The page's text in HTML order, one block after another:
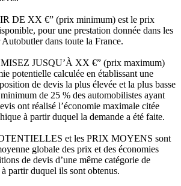
DE XX €” (prix minimum) est le prix
pour une prestation donnée dans les
Autobutler dans toute la France.
JUSQU’À XX €” (prix maximum)
potentielle calculée en établissant une
de devis la plus élevée et la plus basse
de 25 % des automobilistes ayant
ont réalisé l’économie maximale citée
à partir duquel la demande a été faite.
et les PRIX MOYENS sont
globale des prix et des économies
de devis d’une même catégorie de
partir duquel ils sont obtenus.